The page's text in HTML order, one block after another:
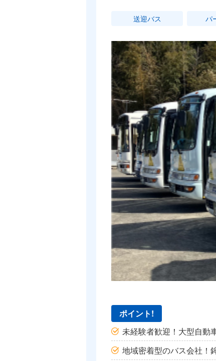
送迎バス パ
ポイント!
未経験者歓迎！大型自動
地域密着型のバス会社！